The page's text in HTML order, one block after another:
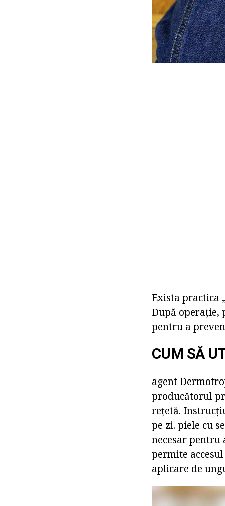
Exista practica
După operație,
pentru a
CUM SĂ
agent
producătorul
rețetă.
pe zi. piele cu
necesar pentru
permite
aplicare de